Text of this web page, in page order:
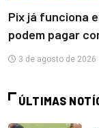
Pix já funciona
podem pagar
3 de agosto de 2026
ÚLTIMAS